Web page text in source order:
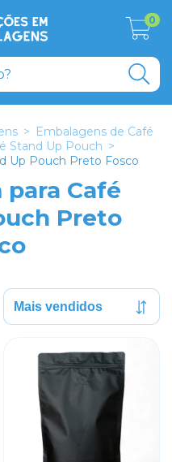
0
> Embalagens de Café
Stand Up Pouch >
Up Pouch Preto Fosco
Café
Preto